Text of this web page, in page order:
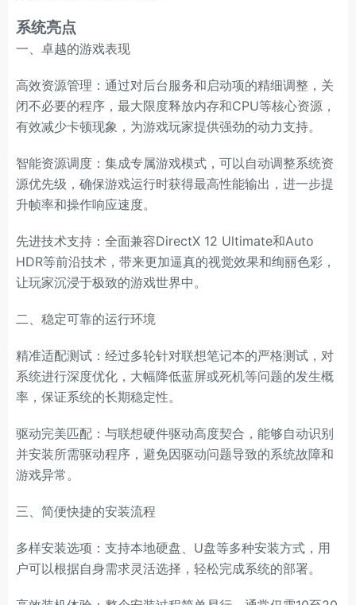
系统亮点
一、卓越的游戏表现
高效资源管理：通过对后台服务和启动项的精细调整，关
闭不必要的程序，最大限度释放内存和CPU等核心资源，
有效减少卡顿现象，为游戏玩家提供强劲的动力支持。
智能资源调度：集成专属游戏模式，可以自动调整系统资
源优先级，确保游戏运行时获得最高性能输出，进一步提
升帧率和操作响应速度。
先进技术支持：全面兼容DirectX 12 Ultimate和Auto
HDR等前沿技术，带来更加逼真的视觉效果和绚丽色彩，
让玩家沉浸于极致的游戏世界中。
二、稳定可靠的运行环境
精准适配测试：经过多轮针对联想笔记本的严格测试，对
系统进行深度优化，大幅降低蓝屏或死机等问题的发生概
率，保证系统的长期稳定性。
驱动完美匹配：与联想硬件驱动高度契合，能够自动识别
并安装所需驱动程序，避免因驱动问题导致的系统故障和
游戏异常。
三、简便快捷的安装流程
多样安装选项：支持本地硬盘、U盘等多种安装方式，用
户可以根据自身需求灵活选择，轻松完成系统的部署。